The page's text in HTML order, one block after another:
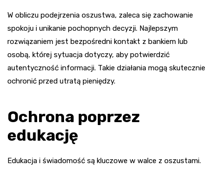
W obliczu podejrzenia oszustwa, zaleca się zachowanie
spokoju i unikanie pochopnych decyzji. Najlepszym
rozwiązaniem jest bezpośredni kontakt z bankiem lub
osobą, której sytuacja dotyczy, aby potwierdzić
autentyczność informacji. Takie działania mogą skutecznie
ochronić przed utratą pieniędzy.
Ochrona poprzez
edukację
Edukacja i świadomość są kluczowe w walce z oszustami.